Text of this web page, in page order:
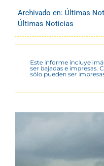
Archivado en: Últimas
Últimas Noticias
Este informe incluye
ser bajadas e impresas.
sólo pueden ser